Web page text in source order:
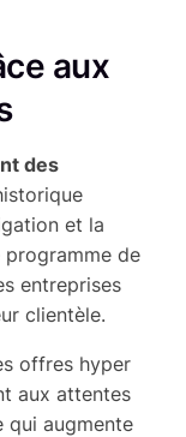
aux
des
et la
de
entreprises
clientèle.
offres hyper
aux attentes
qui augmente